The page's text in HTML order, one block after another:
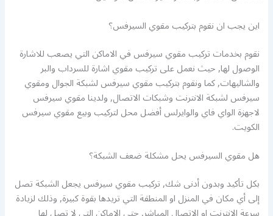
اين يجب ان نقوم بتركيب مقوي السيرفس؟
نقوم بخدمات تركيب مقوي سيرفس في الاماكن التي يصعب للاشارة
الوصول لها, حيث نعمل على تركيب مقوي اشارة للسرداب والبر
والشاليهات, كما ونقوم بتركيب مقوي سيرفس لشبكة الجوال ومقوي
سيرفس لشبكة الانترنت وشبكات الاتصال, ولدينا مقوي سيرفس
لاجهزة الواي فاي والوايرلس أفضل محل لتركيب وبيع مقوي سيرفس
الكويت.
هل مقوي السيرفس يحل مشكلة ضعف الشبكة؟
بكل تأكيد وبدون أدنى شك, تركيب مقوي سيرفس يجعل الشبكة تصل
إلى أي مكان في المنزل او المنطقة التي تريدها بقوة كبيرة, وذلك لزيادة